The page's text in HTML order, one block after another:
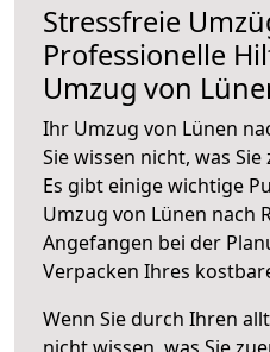
Stressfreie
Professionelle
Umzug von
Ihr Umzug von Lünen
Sie wissen nicht, was
Es gibt einige wichtige
Umzug von Lünen nach
Angefangen bei der
Verpacken Ihres
Wenn Sie durch Ihren